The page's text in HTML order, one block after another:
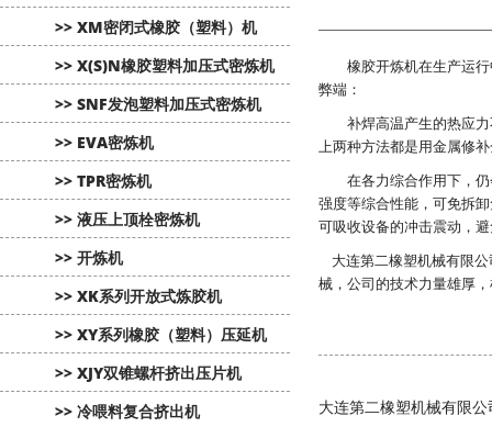
>> XM密闭式橡胶（塑料）机
>> X(S)N橡胶塑料加压式密炼机
>> SNF发泡塑料加压式密炼机
>> EVA密炼机
>> TPR密炼机
>> 液压上顶栓密炼机
>> 开炼机
>> XK系列开放式炼胶机
>> XY系列橡胶（塑料）压延机
>> XJY双锥螺杆挤出压片机
>> 冷喂料复合挤出机
橡胶开炼机在生产运行
弊端：
补焊高温产生的热应力
上两种方法都是用金属修
在各力综合作用下，仍
强度等综合性能，可免拆
可吸收设备的冲击震动，
大连第二橡塑机械有限公
械，公司的技术力量雄厚
大连第二橡塑机械有限公